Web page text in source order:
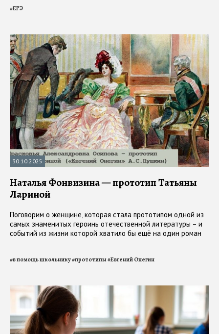
#ЕГЭ
30.10.2025
Наталья Фонвизина — прототип Татьяны
Лариной
Поговорим о женщине, которая стала прототипом одной из
самых знаменитых героинь отечественной литературы – и
событий из жизни которой хватило бы ещё на один роман
#в помощь школьнику#прототипы#Евгений Онегин